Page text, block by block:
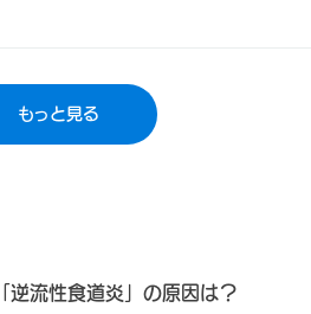
もっと見る
「逆流性食道炎」の原因は？